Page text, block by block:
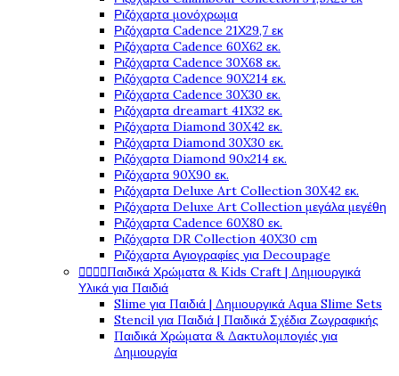
Ριζόχαρτα μονόχρωμα
Ριζόχαρτα Cadence 21Χ29,7 εκ
Ριζόχαρτα Cadence 60X62 εκ.
Ριζόχαρτα Cadence 30X68 εκ.
Ριζόχαρτα Cadence 90X214 εκ.
Ριζόχαρτα Cadence 30X30 εκ.
Ριζόχαρτα dreamart 41X32 εκ.
Ριζόχαρτα Diamond 30X42 εκ.
Ριζόχαρτα Diamond 30X30 εκ.
Ριζόχαρτα Diamond 90x214 εκ.
Ριζόχαρτα 90X90 εκ.
Ριζόχαρτα Deluxe Art Collection 30X42 εκ.
Ριζόχαρτα Deluxe Art Collection μεγάλα μεγέθη
Ριζόχαρτα Cadence 60X80 εκ.
Ριζόχαρτα DR Collection 40X30 cm
Ριζόχαρτα Αγιογραφίες για Decoupage
Παιδικά Χρώματα & Kids Craft | Δημιουργικά
Υλικά για Παιδιά
Slime για Παιδιά | Δημιουργικά Aqua Slime Sets
Stencil για Παιδιά | Παιδικά Σχέδια Ζωγραφικής
Παιδικά Χρώματα & Δακτυλομπογιές για
Δημιουργία